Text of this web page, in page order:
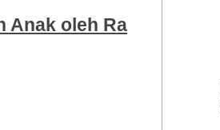
Anak oleh Ra